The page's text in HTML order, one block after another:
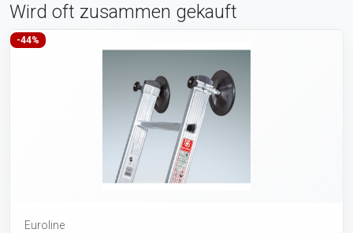
Wird oft zusammen gekauft
-44%
Euroline